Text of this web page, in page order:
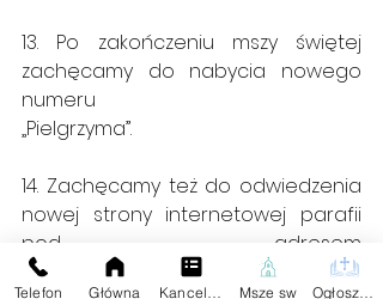
13. Po zakończeniu mszy świętej
zachęcamy do nabycia nowego
numeru
„Pielgrzyma”.
14. Zachęcamy też do odwiedzenia
nowej strony internetowej parafii
www.parafiajakubaczluchow.com.
Telefon Główna Msze sw